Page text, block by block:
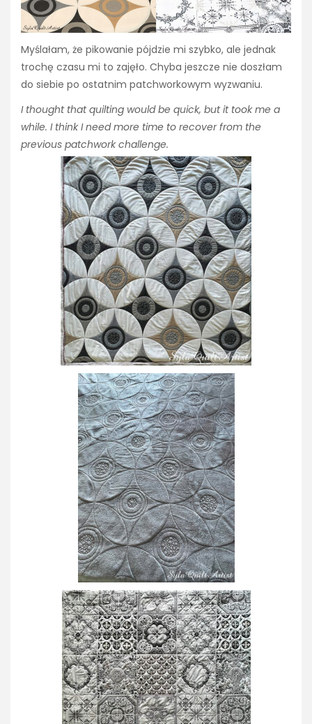
Myślałam, że pikowanie pójdzie mi szybko, ale jednak
trochę czasu mi to zajęło. Chyba jeszcze nie doszłam
do siebie po ostatnim patchworkowym wyzwaniu.
I thought that quilting would be quick, but it took me a
while. I think I need more time to recover from the
previous patchwork challenge.